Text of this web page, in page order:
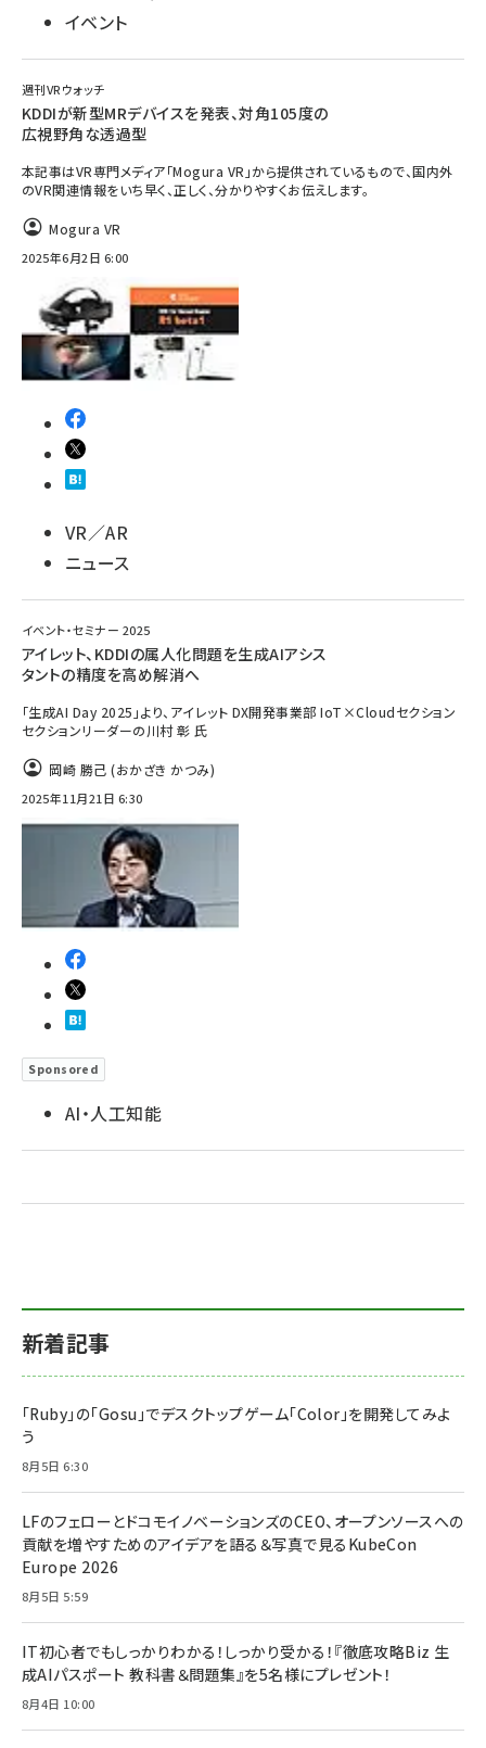
イベント
週刊VRウォッチ
KDDIが新型MRデバイスを発表、対角105度の
広視野角な透過型
本記事はVR専門メディア「Mogura VR」から提供されているもので、国内外
のVR関連情報をいち早く、正しく、分かりやすくお伝えします。
Mogura VR
2025年6月2日 6:00
VR／AR
ニュース
イベント・セミナー 2025
アイレット、KDDIの属人化問題を生成AIアシス
タントの精度を高め解消へ
「生成AI Day 2025」より、アイレット DX開発事業部 IoT×Cloudセクション
セクションリーダーの川村 彰 氏
岡崎 勝己 (おかざき かつみ)
2025年11月21日 6:30
Sponsored
AI・人工知能
新着記事
「Ruby」の「Gosu」でデスクトップゲーム「Color」を開発してみよ
う
8月5日 6:30
LFのフェローとドコモイノベーションズのCEO、オープンソースへの
貢献を増やすためのアイデアを語る＆写真で見るKubeCon
Europe 2026
8月5日 5:59
IT初心者でもしっかりわかる！しっかり受かる！『徹底攻略Biz 生
成AIパスポート 教科書＆問題集』を5名様にプレゼント！
8月4日 10:00